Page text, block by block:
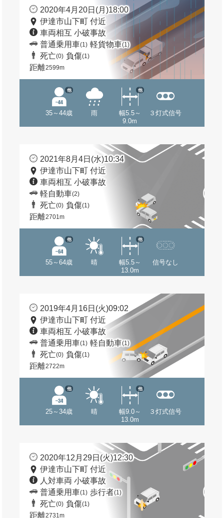
2020年4月20日(月)18:00
伊達市山下町 付近
車両相互 小破事故
普通乗用車(1) 軽貨物車(1)
死亡(0) 負傷(1)
距離2599m
35～44歳
他
雨
幅5.5～
9.0m
他
３灯式信号
2021年8月4日(水)10:34
伊達市山下町 付近
車両相互 小破事故
軽自動車(2)
死亡(0) 負傷(1)
距離2701m
55～64歳
他
晴
幅5.5～
13.0m
他
信号なし
2019年4月16日(火)09:02
伊達市山下町 付近
車両相互 小破事故
普通乗用車(1) 軽自動車(1)
死亡(0) 負傷(1)
距離2722m
25～34歳
他
晴
幅9.0～
13.0m
他
３灯式信号
2020年12月29日(火)12:30
伊達市山下町 付近
人対車両 小破事故
普通乗用車(1) 歩行者(1)
死亡(0) 負傷(1)
距離2731m